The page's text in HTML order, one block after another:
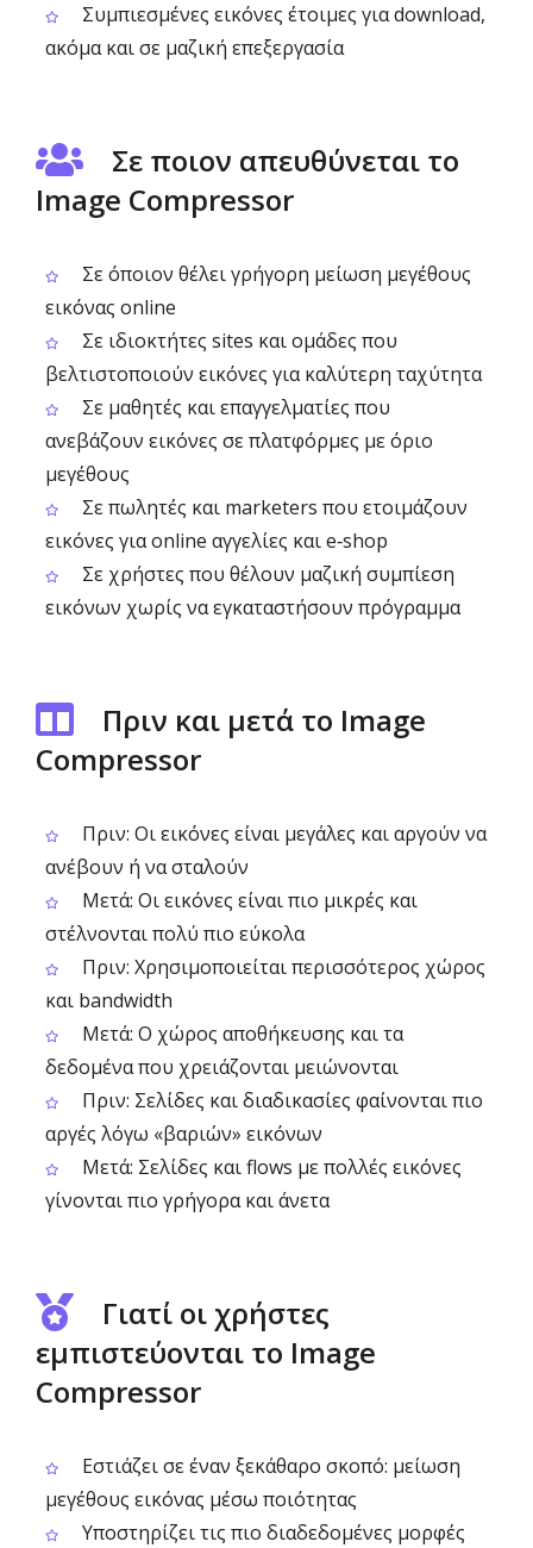
Συμπιεσμένες εικόνες έτοιμες για download,
ακόμα και σε μαζική επεξεργασία
Σε ποιον απευθύνεται το
Image Compressor
Σε όποιον θέλει γρήγορη μείωση μεγέθους
εικόνας online
Σε ιδιοκτήτες sites και ομάδες που
βελτιστοποιούν εικόνες για καλύτερη ταχύτητα
Σε μαθητές και επαγγελματίες που
ανεβάζουν εικόνες σε πλατφόρμες με όριο
μεγέθους
Σε πωλητές και marketers που ετοιμάζουν
εικόνες για online αγγελίες και e‑shop
Σε χρήστες που θέλουν μαζική συμπίεση
εικόνων χωρίς να εγκαταστήσουν πρόγραμμα
Πριν και μετά το Image
Compressor
Πριν: Οι εικόνες είναι μεγάλες και αργούν να
ανέβουν ή να σταλούν
Μετά: Οι εικόνες είναι πιο μικρές και
στέλνονται πολύ πιο εύκολα
Πριν: Χρησιμοποιείται περισσότερος χώρος
και bandwidth
Μετά: Ο χώρος αποθήκευσης και τα
δεδομένα που χρειάζονται μειώνονται
Πριν: Σελίδες και διαδικασίες φαίνονται πιο
αργές λόγω «βαριών» εικόνων
Μετά: Σελίδες και flows με πολλές εικόνες
γίνονται πιο γρήγορα και άνετα
Γιατί οι χρήστες
εμπιστεύονται το Image
Compressor
Εστιάζει σε έναν ξεκάθαρο σκοπό: μείωση
μεγέθους εικόνας μέσω ποιότητας
Υποστηρίζει τις πιο διαδεδομένες μορφές